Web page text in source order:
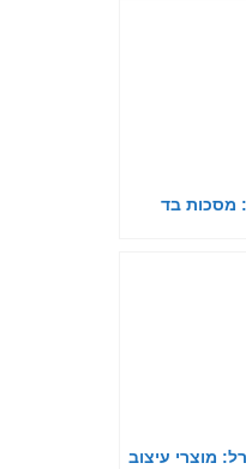
מוצרי עיצוב